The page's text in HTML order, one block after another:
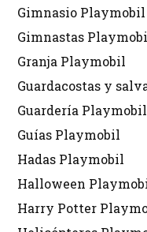
Gimnasio Playmobil
Gimnastas
Granja Playmobil
Guardacostas y
Guardería Playmobil
Guías Playmobil
Hadas Playmobil
Halloween
Harry Potter